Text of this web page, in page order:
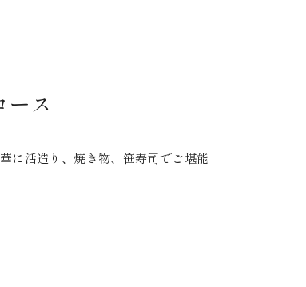
ース
に活造り、焼き物、笹寿司でご堪能